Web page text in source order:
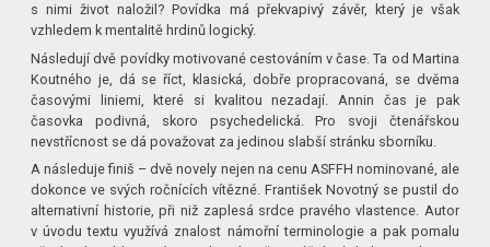
s nimi život naložil? Povídka má překvapivý závěr, který je však
vzhledem k mentalitě hrdinů logický.
Následují dvě povídky motivované cestováním v čase. Ta od Martina
Koutného je, dá se říct, klasická, dobře propracovaná, se dvěma
časovými liniemi, které si kvalitou nezadají. Annin čas je pak
časovka podivná, skoro psychedelická. Pro svoji čtenářskou
nevstřícnost se dá považovat za jedinou slabší stránku sborníku.
A následuje finiš – dvě novely nejen na cenu ASFFH nominované, ale
dokonce ve svých ročnících vítězné. František Novotný se pustil do
alternativní historie, při niž zaplesá srdce pravého vlastence. Autor
v úvodu textu využívá znalost námořní terminologie a pak pomalu